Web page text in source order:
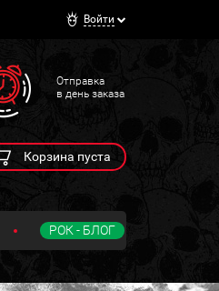
Войти
Отправка
в день заказа
Корзина пуста
РОК - БЛОГ